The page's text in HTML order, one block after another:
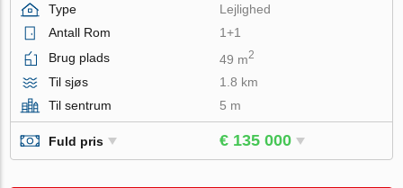
Type
Lejlighed
Antall Rom
1+1
Brug plads
49 m2
Til sjøs
1.8 km
Til sentrum
5 m
Fuld pris € 135 000